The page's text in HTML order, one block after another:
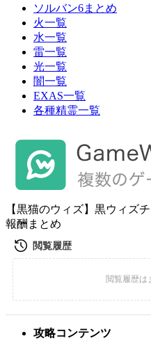
ソルバン6まとめ
火一覧
水一覧
雷一覧
光一覧
闇一覧
EXAS一覧
各種精霊一覧
【黒猫のウィズ】黒ウィズ
報酬まとめ
攻略コンテンツ